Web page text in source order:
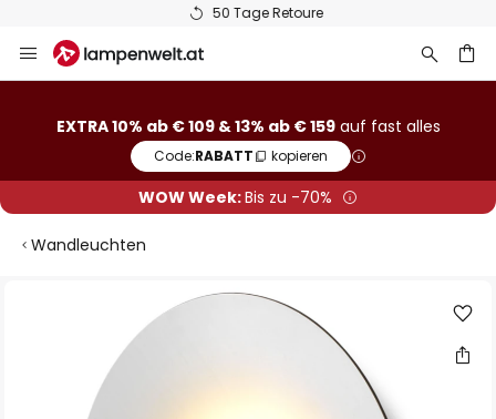
50 Tage Retoure
Inhalt
EXTRA 10% ab € 109 & 13% ab € 159auf fast alles
Code:RABATT kopieren
WOW Week:Bis zu -70%
Wandleuchten